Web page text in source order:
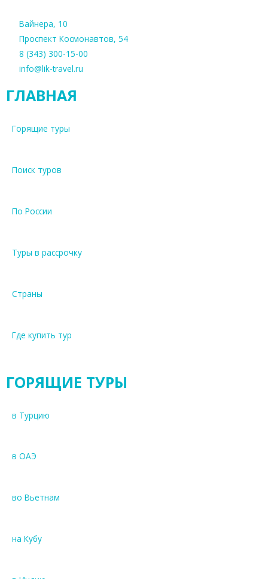
Вайнера, 10
Проспект Космонавтов, 54
8 (343) 300-15-00
info@lik-travel.ru
ГЛАВНАЯ
Горящие туры
Поиск туров
По России
Туры в рассрочку
Страны
Где купить тур
ГОРЯЩИЕ ТУРЫ
в Турцию
в ОАЭ
во Вьетнам
на Кубу